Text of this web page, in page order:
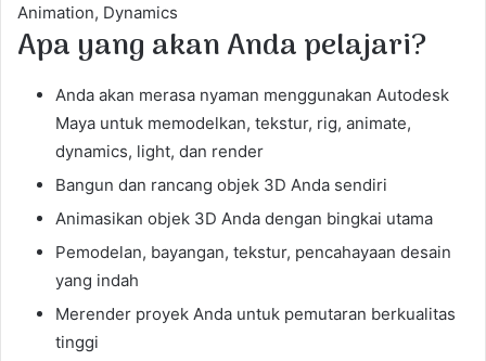
Animation, Dynamics
Apa yang akan Anda pelajari?
Anda akan merasa nyaman menggunakan Autodesk
Maya untuk memodelkan, tekstur, rig, animate,
dynamics, light, dan render
Bangun dan rancang objek 3D Anda sendiri
Animasikan objek 3D Anda dengan bingkai utama
Pemodelan, bayangan, tekstur, pencahayaan desain
yang indah
Merender proyek Anda untuk pemutaran berkualitas
tinggi